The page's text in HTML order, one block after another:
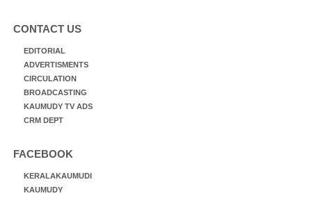
CONTACT US
EDITORIAL
ADVERTISMENTS
CIRCULATION
BROADCASTING
KAUMUDY TV ADS
CRM DEPT
FACEBOOK
KERALAKAUMUDI
KAUMUDY